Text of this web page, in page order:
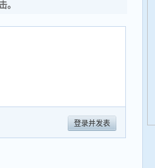
。
登录并发表